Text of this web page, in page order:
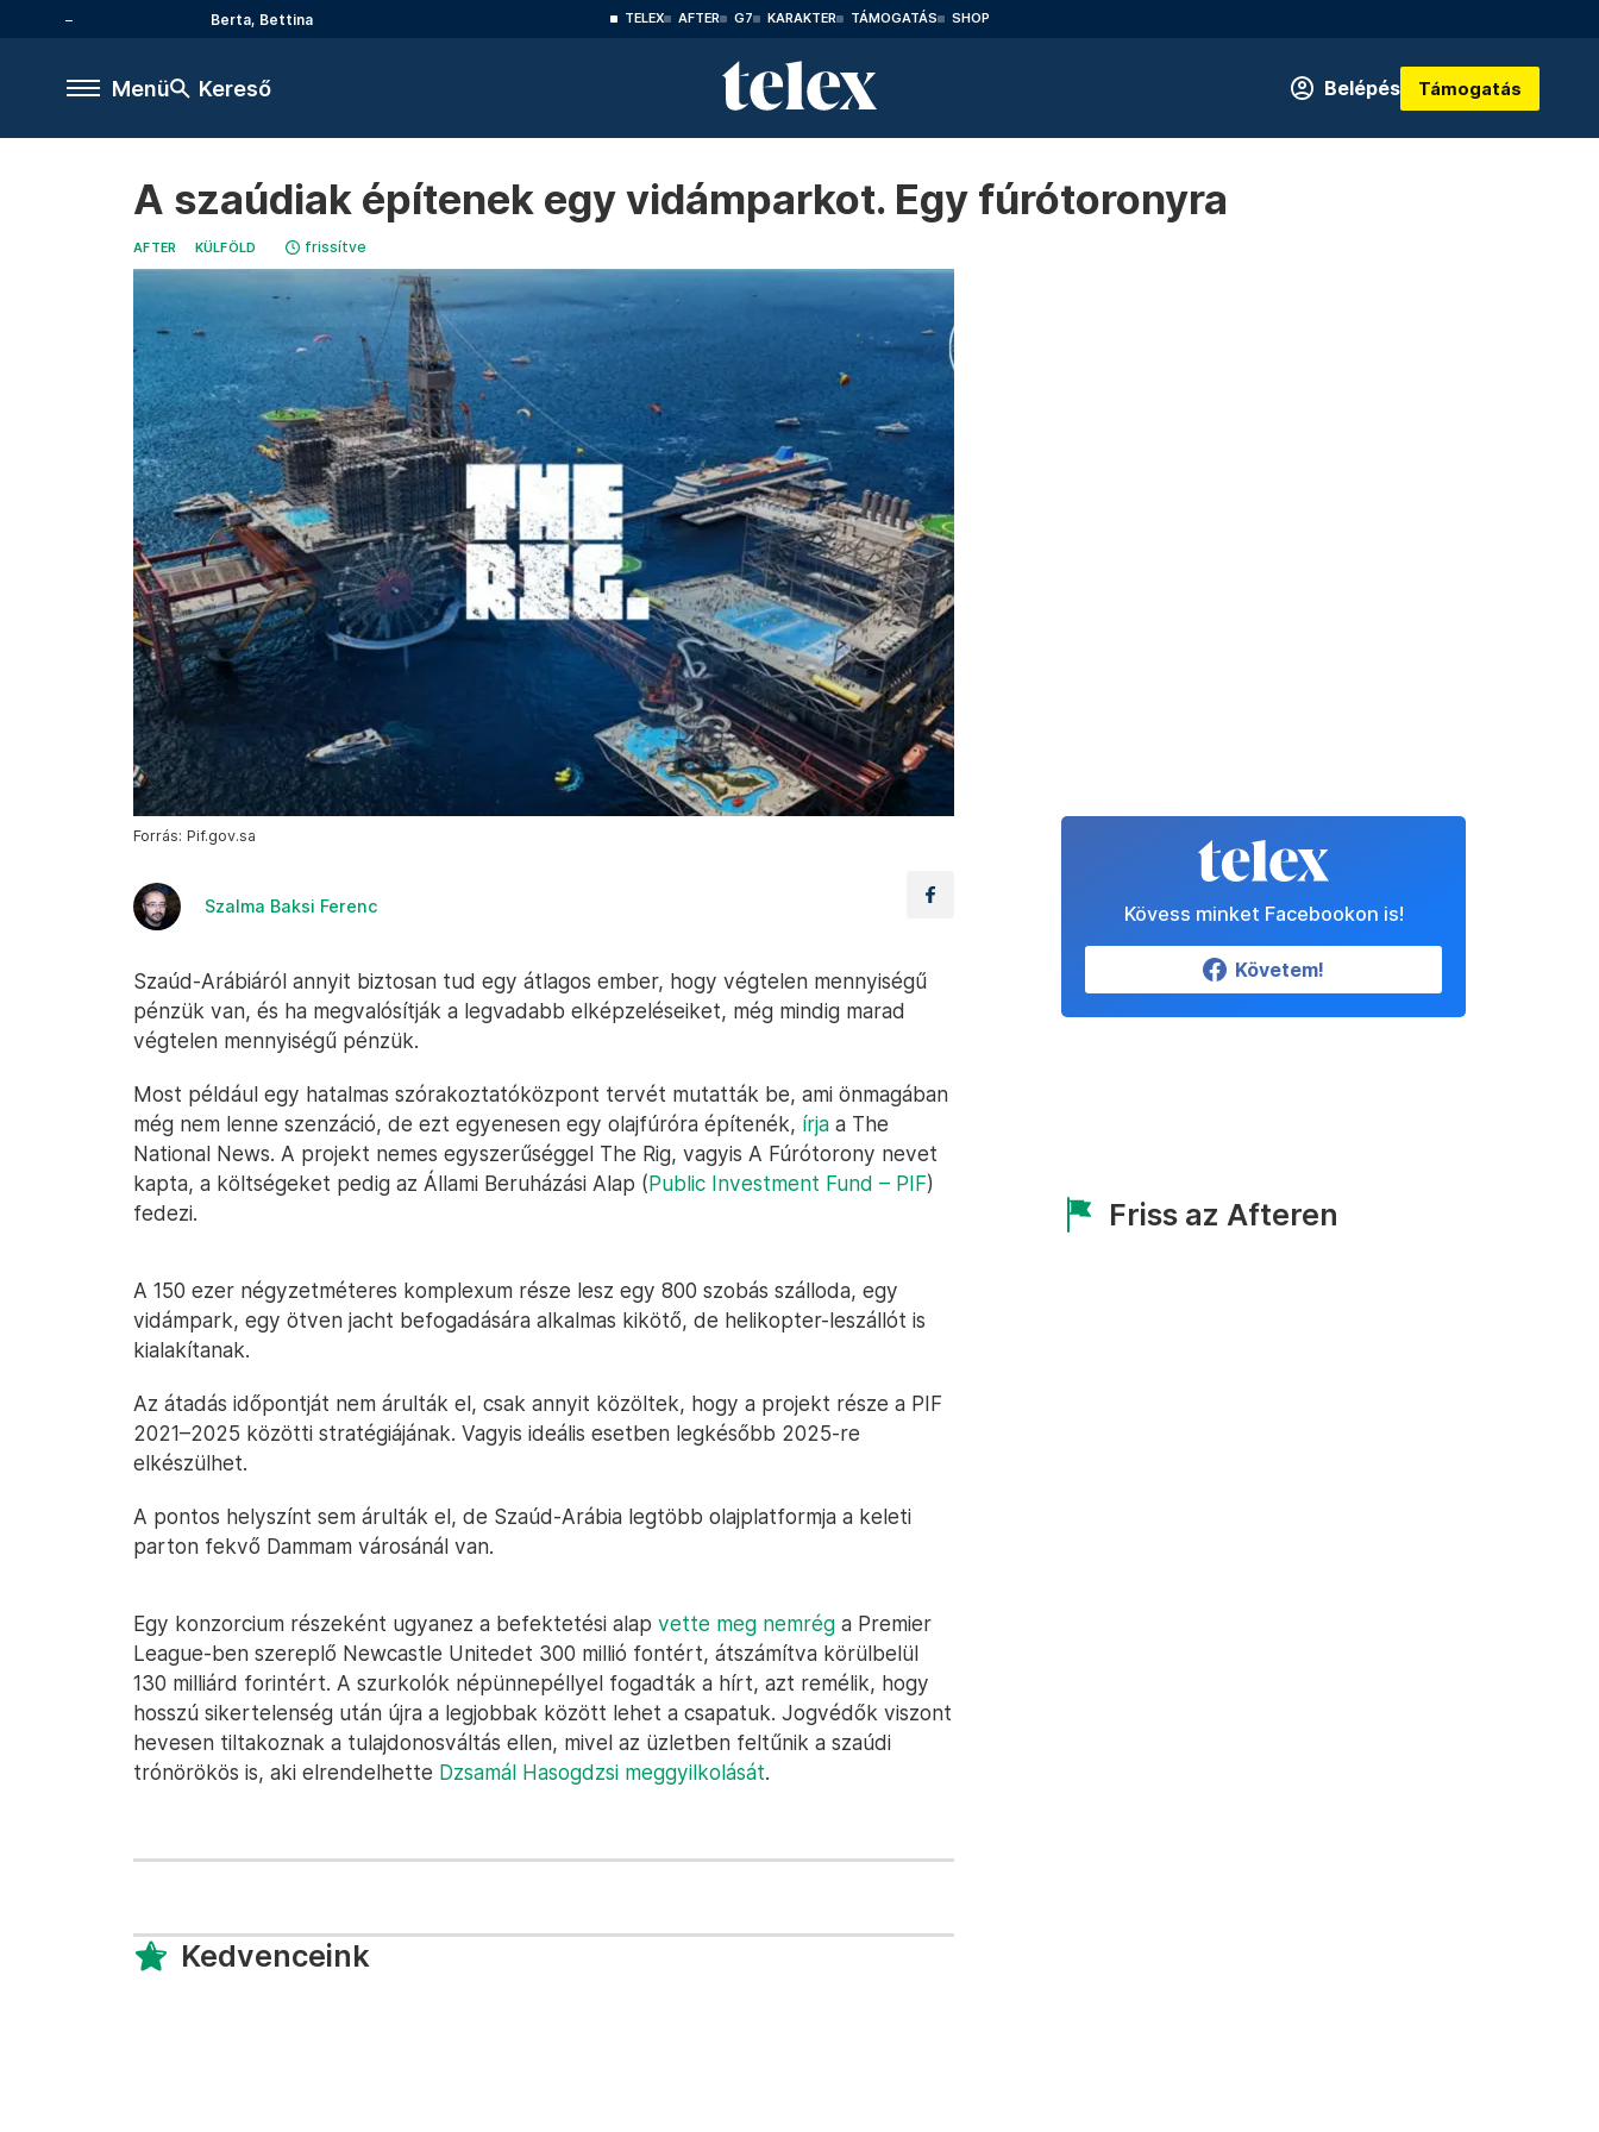
Berta, Bettina TELEX AFTER G7 KARAKTER TÁMOGATÁS SHOP
Menü Kereső Belépés Támogatás
A szaúdiak építenek egy vidámparkot. Egy fúrótoronyra
AFTER KÜLFÖLD frissítve
Forrás: Pif.gov.sa
Szalma Baksi Ferenc
Szaúd-Arábiáról annyit biztosan tud egy átlagos ember, hogy végtelen mennyiségű
pénzük van, és ha megvalósítják a legvadabb elképzeléseiket, még mindig marad
végtelen mennyiségű pénzük.
Most például egy hatalmas szórakoztatóközpont tervét mutatták be, ami önmagában
még nem lenne szenzáció, de ezt egyenesen egy olajfúróra építenék, írja a The
National News. A projekt nemes egyszerűséggel The Rig, vagyis A Fúrótorony nevet
kapta, a költségeket pedig az Állami Beruházási Alap (Public Investment Fund – PIF)
fedezi.
A 150 ezer négyzetméteres komplexum része lesz egy 800 szobás szálloda, egy
vidámpark, egy ötven jacht befogadására alkalmas kikötő, de helikopter-leszállót is
kialakítanak.
Az átadás időpontját nem árulták el, csak annyit közöltek, hogy a projekt része a PIF
2021–2025 közötti stratégiájának. Vagyis ideális esetben legkésőbb 2025-re
elkészülhet.
A pontos helyszínt sem árulták el, de Szaúd-Arábia legtöbb olajplatformja a keleti
parton fekvő Dammam városánál van.
Egy konzorcium részeként ugyanez a befektetési alap vette meg nemrég a Premier
League-ben szereplő Newcastle Unitedet 300 millió fontért, átszámítva körülbelül
130 milliárd forintért. A szurkolók népünnepéllyel fogadták a hírt, azt remélik, hogy
hosszú sikertelenség után újra a legjobbak között lehet a csapatuk. Jogvédők viszont
hevesen tiltakoznak a tulajdonosváltás ellen, mivel az üzletben feltűnik a szaúdi
trónörökös is, aki elrendelhette Dzsamál Hasogdzsi meggyilkolását.
Kedvenceink
Kövess minket Facebookon is!
Követem!
Friss az Afteren